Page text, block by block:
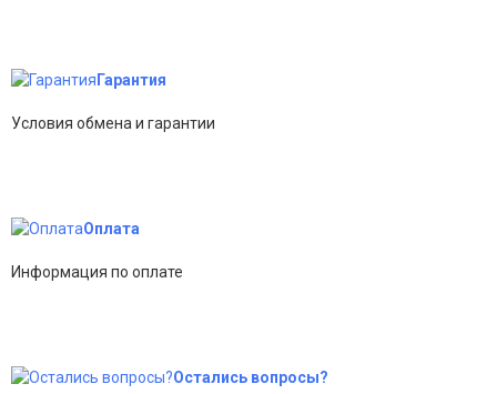
Гарантия
Условия обмена и гарантии
Оплата
Информация по оплате
Остались вопросы?